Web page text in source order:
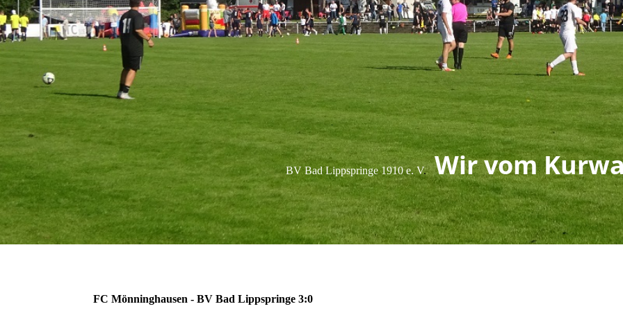
BV Bad Lippspringe 1910 e. V. Wir vom
FC Mönninghausen - BV Bad Lippspringe 3:0